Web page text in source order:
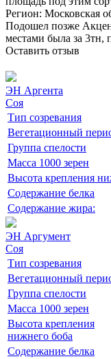
Регион: Московская
Подошел позже
местами была за 3тн,
Оставить отзыв
ЭН Аргента
Соя
Тип созревания
Вегетационный
Группа спелости
Масса 1000 зерен
Высота крепления
Содержание белка
Содержание жира:
ЭН Аргумент
Соя
Тип созревания
Вегетационный
Группа спелости
Масса 1000 зерен
Высота крепления
нижнего боба
Содержание белка